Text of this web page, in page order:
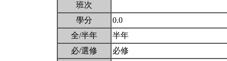
班次
學分
0.0
全/半年
半年
必/選修
必修